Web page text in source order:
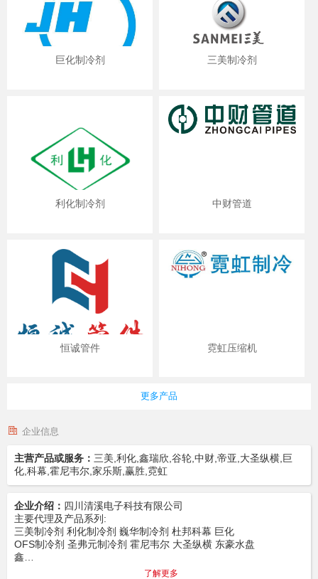
巨化制冷剂 三美制冷剂
利化制冷剂 中财管道
恒诚管件 霓虹压缩机
更多产品
企业信息
主营产品或服务： 三美,利化,鑫瑞欣,谷轮,中财,帝亚,大圣纵横,巨
化,科幕,霍尼韦尔,家乐斯,赢胜,霓虹
企业介绍： 四川清溪电子科技有限公司
主要代理及产品系列:
三美制冷剂 利化制冷剂 巍华制冷剂 杜邦科幕 巨化
OFS制冷剂 圣弗元制冷剂 霍尼韦尔 大圣纵横 东豪水盘
鑫…
了解更多